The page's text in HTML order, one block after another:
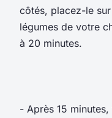
côtés, placez-le
légumes de votre
à 20 minutes.
- Après 15